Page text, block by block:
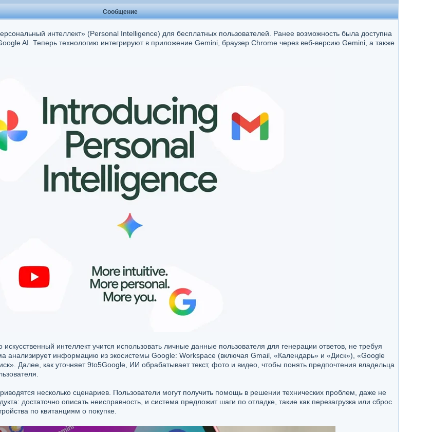
Сообщение
интеллект» (Personal Intelligence) для бесплатных пользователей. Ранее возможность была доступна
AI. Теперь технологию интегрируют в приложение Gemini, браузер Chrome через веб-версию Gemini, а также
интеллект учится использовать личные данные пользователя для генерации ответов, не требуя
анализирует информацию из экосистемы Google: Workspace (включая Gmail, «Календарь» и «Диск»), «Google
Далее, как уточняет 9to5Google, ИИ обрабатывает текст, фото и видео, чтобы понять предпочтения владельца
несколько сценариев. Пользователи могут получить помощь в решении технических проблем, даже не
достаточно описать неисправность, и система предложит шаги по отладке, такие как перезагрузка или сброс
по квитанциям о покупке.